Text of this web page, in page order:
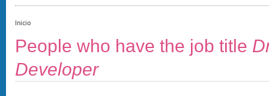
Inicio
People who have the job title
Developer